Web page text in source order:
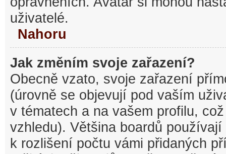
uživatelé.
Nahoru
Jak změním svoje zařazení?
Obecně vzato, svoje zařazení
(úrovně se objevují pod vaším
v tématech a na vašem profilu,
vzhledu). Většina boardů
k rozlišení počtu vámi přidaných